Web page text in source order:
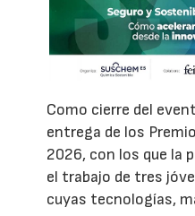
Como cierre del
entrega de los
2026, con los que la
el trabajo de tres
cuyas tecnologías,